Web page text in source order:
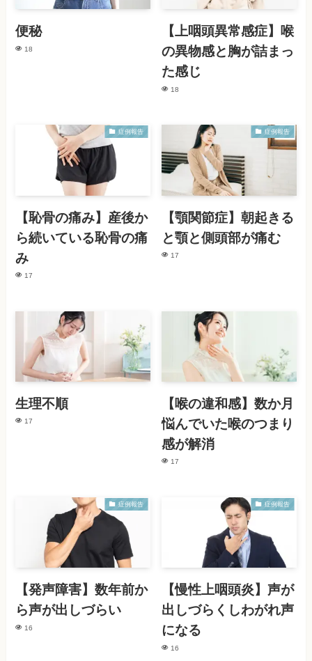
便秘
18
【上咽頭異常感症】喉
の異物感と胸が詰まっ
た感じ
18
症例報告
【恥骨の痛み】産後か
ら続いている恥骨の痛
み
17
症例報告
【顎関節症】朝起きる
と顎と側頭部が痛む
17
生理不順
17
【喉の違和感】数か月
悩んでいた喉のつまり
感が解消
17
症例報告
【発声障害】数年前か
ら声が出しづらい
16
症例報告
【慢性上咽頭炎】声が
出しづらくしわがれ声
になる
16